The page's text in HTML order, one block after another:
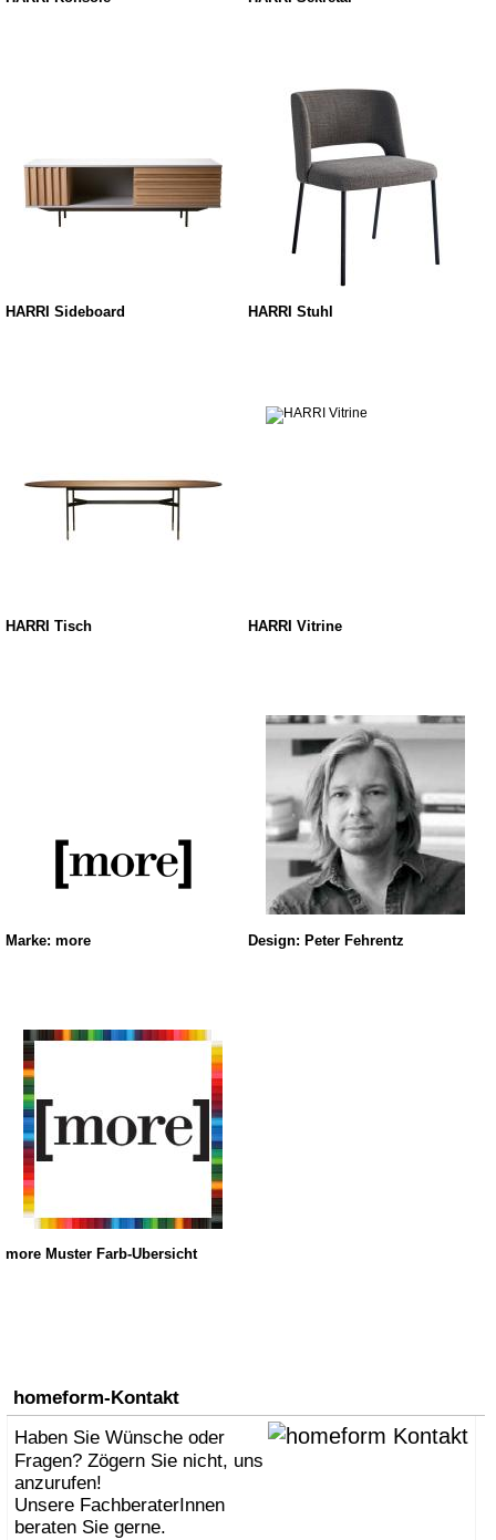
HARRI Sideboard HARRI Stuhl
HARRI Tisch HARRI Vitrine
Marke: more Design: Peter Fehrentz
more Muster Farb-Übersicht
homeform-Kontakt
Haben Sie Wünsche oder
Fragen? Zögern Sie nicht, uns
anzurufen!
Unsere FachberaterInnen
beraten Sie gerne.